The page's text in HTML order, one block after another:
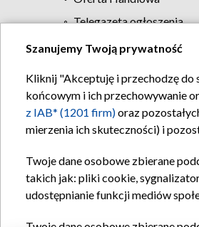
Telegazeta ogłoszenia
Szanujemy Twoją prywatność
Kliknij "Akceptuję i przechodzę do
końcowym i ich przechowywanie
z IAB* (1201 firm)oraz
mierzenia ich skuteczności) i
Twoje dane osobowe zbierane
takich jak: pliki cookie,
udostępnianie funkcji mediów